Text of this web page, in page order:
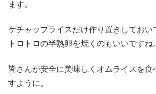
ます。
ケチャップライスだけ作り置きしておい
トロトロの半熟卵を焼くのもいいですね
皆さんが安全に美味しくオムライスを食
すように。